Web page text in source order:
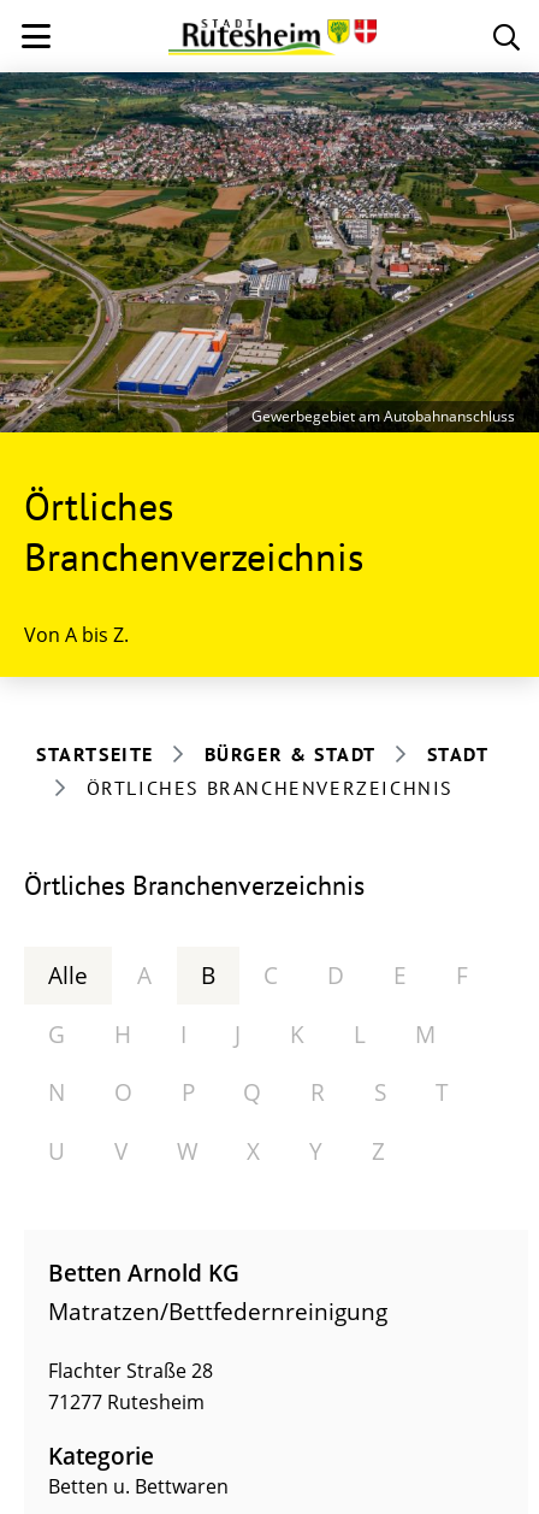
Örtliches
Branchenverzeichnis
Von A bis Z.
Gewerbegebiet am Autobahnanschluss
STARTSEITE BÜRGER & STADT
STADT
ÖRTLICHES BRANCHENVERZEICHNIS
Örtliches Branchenverzeichnis
Alle A B C D E
F
G
H I J K L
M
N
O P Q R S
T
U
V W X Y Z
Betten Arnold KG
Matratzen/Bettfedernreinigung
Flachter Straße 28
71277 Rutesheim
Kategorie
Betten u. Bettwaren